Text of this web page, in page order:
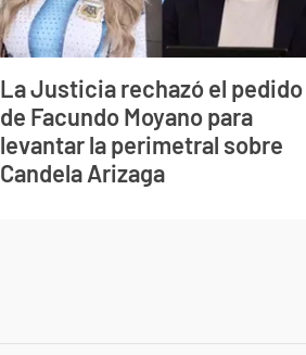
La Justicia rechazó el pedido
de Facundo Moyano para
levantar la perimetral sobre
Candela Arizaga